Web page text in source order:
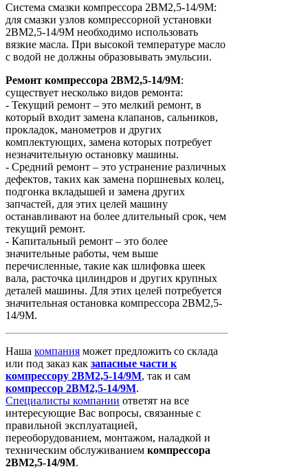
Система смазки компрессора 2ВМ2,5-14/9М:
для смазки узлов компрессорной установки
2ВМ2,5-14/9М необходимо использовать
вязкие масла. При высокой температуре масло
с водой не должны образовывать эмульсии.
Ремонт компрессора 2ВМ2,5-14/9М:
существует несколько видов ремонта:
- Текущий ремонт – это мелкий ремонт, в
который входит замена клапанов, сальников,
прокладок, манометров и других
комплектующих, замена которых потребует
незначительную остановку машины.
- Средний ремонт – это устранение различных
дефектов, таких как замена поршневых колец,
подгонка вкладышей и замена других
запчастей, для этих целей машину
останавливают на более длительный срок, чем
текущий ремонт.
- Капитальный ремонт – это более
значительные работы, чем выше
перечисленные, такие как шлифовка шеек
вала, расточка цилиндров и других крупных
деталей машины. Для этих целей потребуется
значительная остановка компрессора 2ВМ2,5-
14/9М.
Наша компания может предложить со склада
или под заказ как запасные части к
компрессору 2ВМ2,5-14/9М, так и сам
компрессор 2ВМ2,5-14/9М.
Специалисты компании ответят на все
интересующие Вас вопросы, связанные с
правильной эксплуатацией,
переоборудованием, монтажом, наладкой и
техническим обслуживанием компрессора
2ВМ2,5-14/9М.